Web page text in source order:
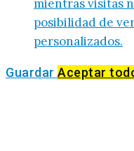
mientras visitas
posibilidad de
personalizados.
Guardar Aceptar